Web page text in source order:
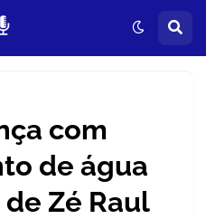
com
de água
Zé Raul